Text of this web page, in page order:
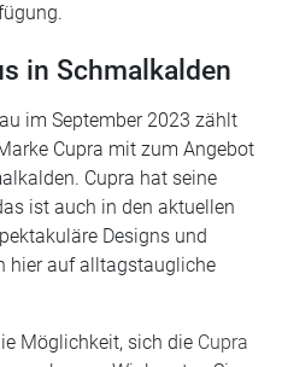
Cupra mit zum Angebot
Cupra hat seine
ist auch in den aktuellen
Designs und
hier auf alltagstaugliche
Möglichkeit, sich dieCupra
Wir beraten Sie
bringen Ihnen diese junge